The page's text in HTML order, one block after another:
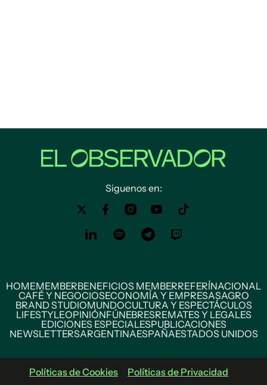
Siguenos en:
HOMEMEMBERBENEFICIOS MEMBERREFERÍNACIONAL
CAFÉ Y NEGOCIOSECONOMÍA Y EMPRESASAGRO
BRAND STUDIOMUNDOCULTURA Y ESPECTÁCULOS
LIFESTYLEOPINIÓNFÚNEBRESREMATES Y LEGALES
EDICIONES ESPECIALESPUBLICACIONES
NEWSLETTERSARGENTINAESPAÑAESTADOS UNIDOS
Políticas de Cookies Políticas de Privacidad